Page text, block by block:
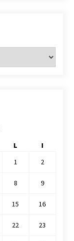
L
I
1
2
8 9
15 16
22 23